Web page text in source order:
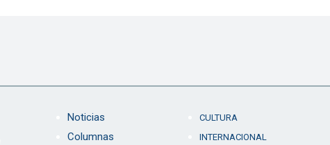
Noticias
Columnas
CULTURA
INTERNACIONAL